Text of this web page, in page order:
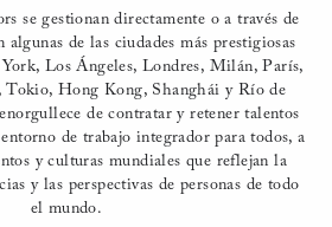
se gestionan directamente o a través de
de las ciudades más prestigiosas
Los Ángeles, Londres, Milán, París,
Hong Kong, Shanghái y Río de
de contratar y retener talentos
de trabajo integrador para todos, a
y culturas mundiales que reflejan la
y las perspectivas de personas de todo
el mundo.